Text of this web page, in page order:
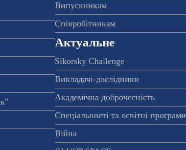
Випускникам
Співробітникам
Актуальне
Sikorsky Challenge
Викладачі-дослідники
Академічна доброчесність
Спеціальності та освітні програми
Війна